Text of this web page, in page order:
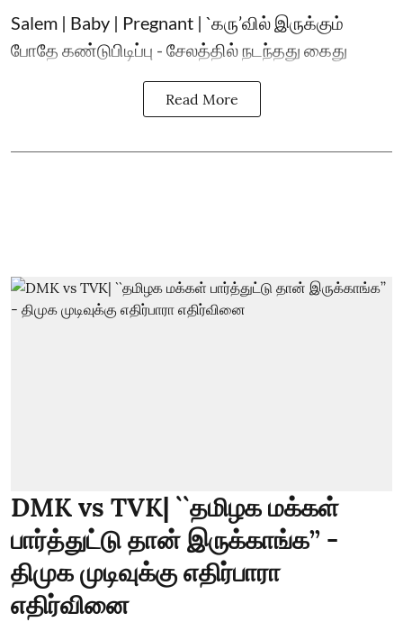
Salem | Baby | Pregnant | `கரு’வில் இருக்கும்
போதே கண்டுபிடிப்பு - சேலத்தில் நடந்தது கைது
Read More
DMK vs TVK| ``தமிழக மக்கள்
பார்த்துட்டு தான் இருக்காங்க’’ -
திமுக முடிவுக்கு எதிர்பாரா
எதிர்வினை